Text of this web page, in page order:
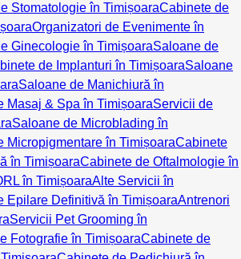
Stomatologie în TimișoaraCabinete de
Organizatori de Evenimente în
Ginecologie în TimișoaraSaloane de
de Implanturi în TimișoaraSaloane
Saloane de Manichiură în
Masaj & Spa în TimișoaraServicii de
Saloane de Microblading în
Micropigmentare în TimișoaraCabinete
în TimișoaraCabinete de Oftalmologie în
în TimișoaraAlte Servicii în
Epilare Definitivă în TimișoaraAntrenori
Servicii Pet Grooming în
Fotografie în TimișoaraCabinete de